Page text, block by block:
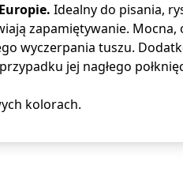
Idealny do pisania,
zapamiętywanie.
wyczerpania tuszu.
jej nagłego
kolorach.